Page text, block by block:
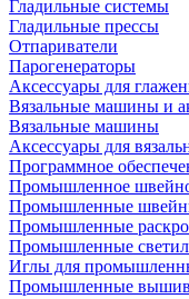
Гладильные системы
Гладильные прессы
Отпариватели
Парогенераторы
Аксессуары для
Вязальные машины и
Вязальные машины
Аксессуары для
Программное
Промышленное
Промышленные
Промышленные
Промышленные
Иглы для
Промышленные